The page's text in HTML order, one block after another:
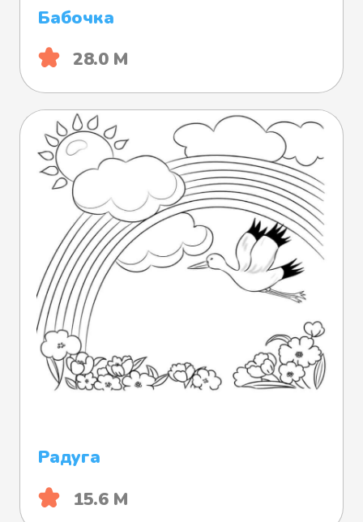
Бабочка
28.0 М
Радуга
15.6 М